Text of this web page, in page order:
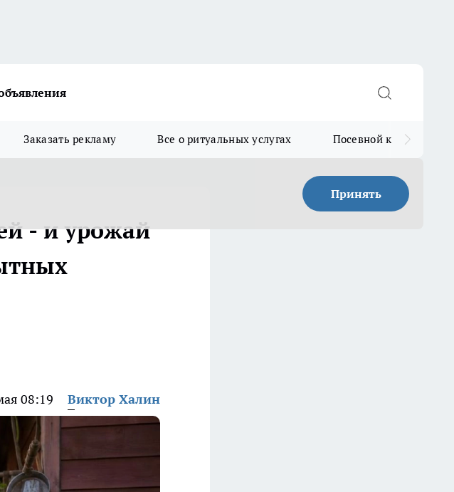
Заказать рекламу Все о ритуальных услугах Посевной календарь
Принять
- и урожай
08:19 Виктор Халин